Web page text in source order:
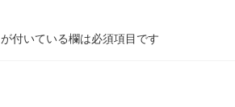
が付いている欄は必須項目です